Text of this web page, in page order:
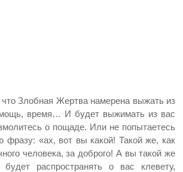
Злобная Жертва намерена выжать из
время… И будет выжимать из вас
о пощаде. Или не попытаетесь
фразу: «ах, вот вы какой! Такой же, как
человека, за доброго! А вы такой же
распространять о вас клевету,